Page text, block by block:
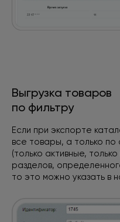
Выгрузка товаров
по фильтру
Если при экспорте
все товары, а только
(только активные,
разделов,
то это можно указать в